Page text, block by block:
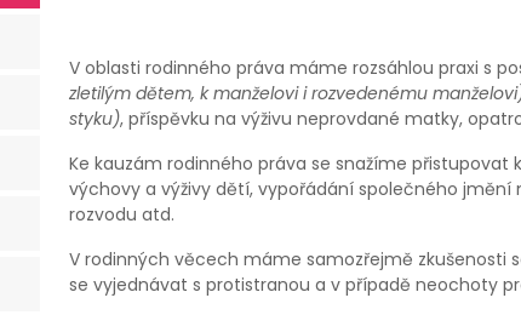
V oblasti rodinného práva máme rozsáhlou praxi s
zletilým dětem, k manželovi i rozvedenému
styku), příspěvku na výživu neprovdané matky,
Ke kauzám rodinného práva se snažíme
výchovy a výživy dětí, vypořádání společného
rozvodu atd.
V rodinných věcech máme samozřejmě zkušenosti
se vyjednávat s protistranou a v případě neochoty